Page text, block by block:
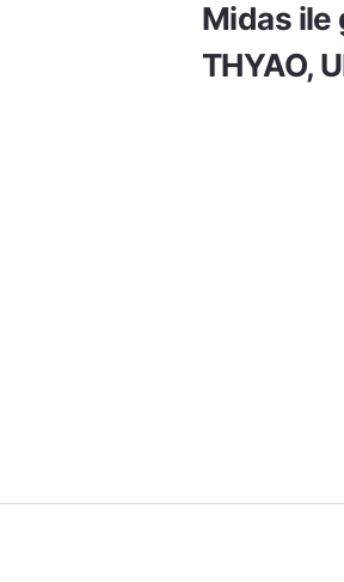
Midas ile
THYAO,